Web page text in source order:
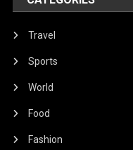
Travel
Sports
World
Food
Fashion